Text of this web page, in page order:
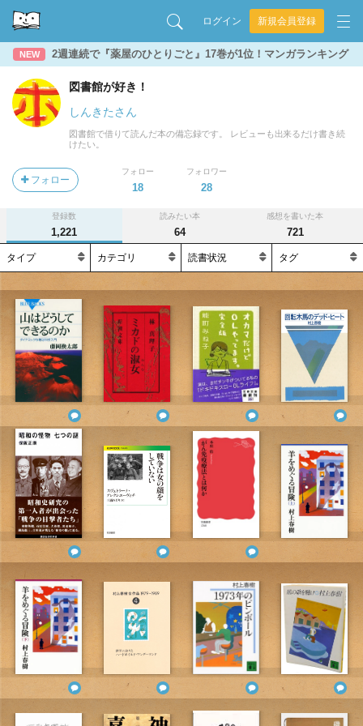
ログイン 新規会員登録
NEW 2週連続で『薬屋のひとりごと』17巻が1位！マンガランキング
図書館が好き！
しんきたさん
図書館で借りて読んだ本の備忘録です。 レビューも出来るだけ書き続
けたい。
フォロー
フォロー
18
フォロワー
28
登録数
1,221
読みたい本
64
感想を書いた本
721